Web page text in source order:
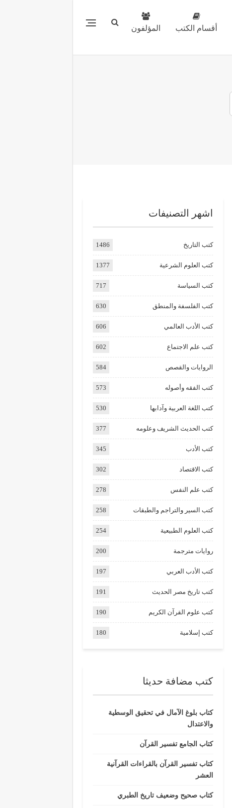
أقسام الكتب المؤلفون
اشهر التصنيفات
كتب التاريخ 1486
كتب العلوم الشرعية 1377
كتب السياسة 717
كتب الفلسفة والمنطق 630
كتب الأدب العالمي 606
كتب علم الاجتماع 602
الروايات والقصص 584
كتب الفقه وأصوله 573
كتب اللغة العربية وآدابها 530
كتب الحديث الشريف وعلومه 377
كتب الأدب 345
كتب الاقتصاد 302
كتب علم النفس 278
كتب السير والتراجم والطبقات 258
كتب العلوم الطبيعية 254
روايات مترجمة 200
كتب الأدب العربي 197
كتب تاريخ مصر الحديث 191
كتب علوم القرآن الكريم 190
كتب إسلامية 180
كتب مضافة حديثا
كتاب بلوغ الآمال في تحقيق الوسطية
والاعتدال
كتاب الجامع تفسير القرآن
كتاب تفسير القرآن بالقراءات القرآنية
العشر
كتاب صحيح وضعيف تاريخ الطبري